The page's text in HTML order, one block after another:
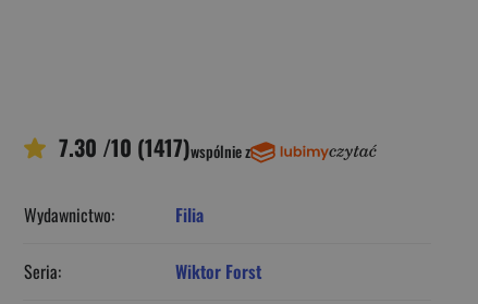
7.30 /10 (1417)wspólnie z
Wydawnictwo: Filia
Seria: Wiktor Forst